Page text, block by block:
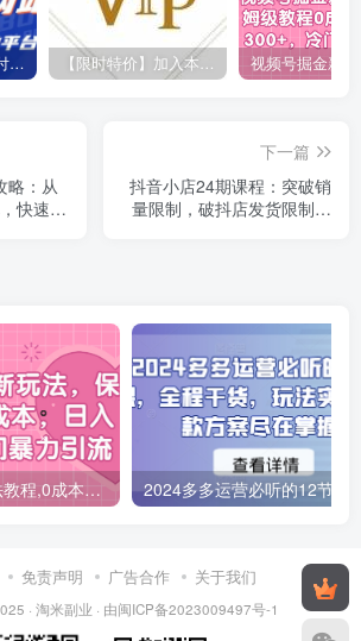
搭建：开一个知识付费资源网站，24小时全自动赚钱！ 【限时特价】加入本站VIP会员，海量最新各大团队网赚内部教程全免费，每天持续更新！
略：从
快速拿
下一篇
抖音小店24期课程：突破销
量限制，破抖店发货限制，
视频号掘金新玩法教程,0成本，日入300+，冷门暴力引流
免责声明 广告合作 关于我们
· 淘米副业 · 由闽ICP备2023009497号-1